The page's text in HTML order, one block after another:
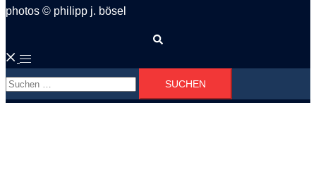
photos © philipp j. bösel
Menü
umschalten
Suchen
nach: